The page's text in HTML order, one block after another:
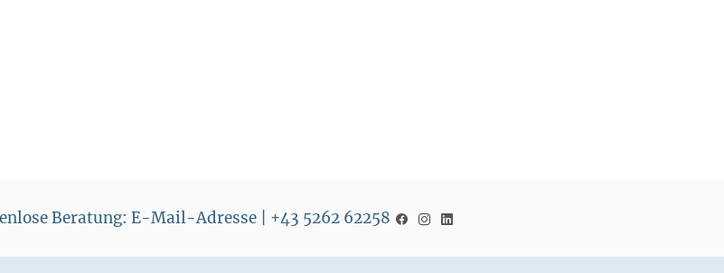
Beratung: E-Mail-Adresse | +43 5262 62258